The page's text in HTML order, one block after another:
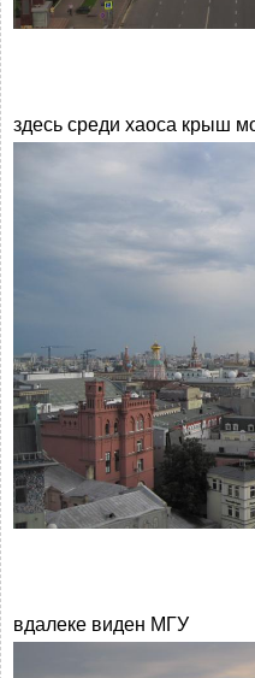
здесь среди хаоса крыш
вдалеке виден МГУ